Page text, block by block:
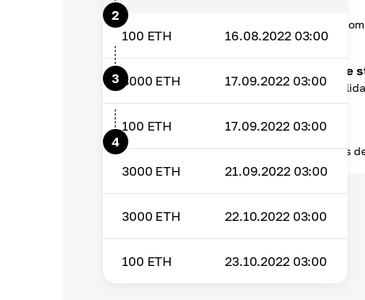
100 ETH 16.08.2022 03:00
3000 ETH 17.09.2022 03:00
100 ETH 17.09.2022 03:00
3000 ETH 21.09.2022 03:00
3000 ETH 22.10.2022 03:00
100 ETH 23.10.2022 03:00
2
Bloqueie seus fundos na carteira
3 Comece a receber recompensas de
Receba recompensas sempre que o
4 Resgatar recompensas
Retire manualmente suas recompensas